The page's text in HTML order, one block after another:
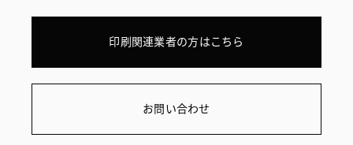
印刷関連業者の方はこちら
お問い合わせ